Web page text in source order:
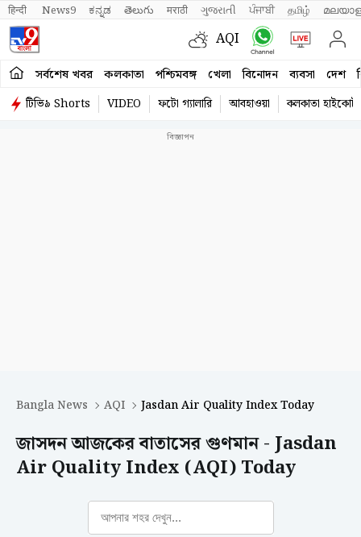
हिन्दी News9 ಕನ್ನಡ తెలుగు मराठी ગુજરાતી ਪੰਜਾਬੀ தமிழ்
AQI
সর্বশেষ খবর কলকাতা পশ্চিমবঙ্গ খেলা বিনোদন ব্যবসা দেশ
টিভি৯ Shorts VIDEO ফটো গ্যালারি আবহাওয়া কলকাতা হাইকোর্ট
Bangla News AQI Jasdan Air Quality Index Today
জাসদন আজকের বাতাসের গুণমান - Jasdan
Air Quality Index (AQI) Today